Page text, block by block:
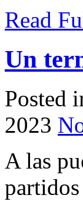
Read
Un
Posted
2023
A las
partidos